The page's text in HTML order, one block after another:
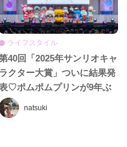
natsuki
ライフスタイル
40回「2025年サンリオキャ
ラクター大賞」ついに結果発
♡ポムポムプリンが9年ぶ
りの1位に返り咲き！